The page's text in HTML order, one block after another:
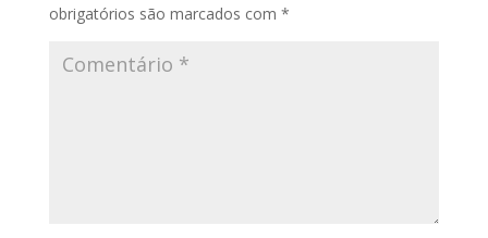
obrigatórios são marcados com *